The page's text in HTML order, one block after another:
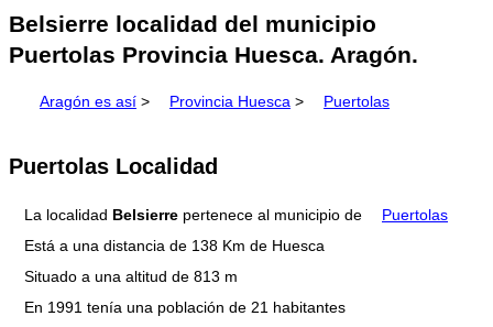
Belsierre localidad del municipio
Puertolas Provincia Huesca. Aragón.
Aragón es así > Provincia Huesca > Puertolas
Puertolas Localidad
La localidad Belsierre pertenece al municipio de
Puertolas
Está a una distancia de 138 Km de Huesca
Situado a una altitud de 813 m
En 1991 tenía una población de 21 habitantes